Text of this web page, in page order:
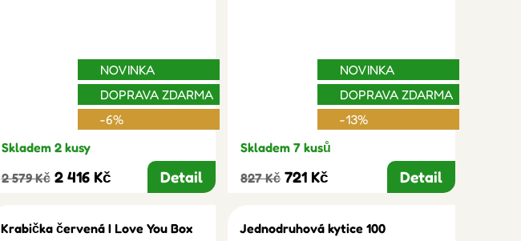
NOVINKA
DOPRAVA ZDARMA
-6%
Skladem 2 kusy
2 579 Kč 2 416 Kč Detail
NOVINKA
DOPRAVA ZDARMA
-13%
Skladem 7 kusů
827 Kč 721 Kč Detail
Krabička červená I Love You Box
Jednodruhová kytice 100